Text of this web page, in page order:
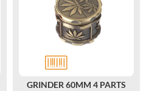
GRINDER 60MM 4 PARTS